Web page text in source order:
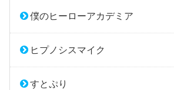
僕のヒーローアカデミア
ヒプノシスマイク
すとぷり